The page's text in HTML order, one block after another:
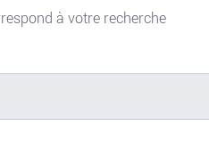
à votre recherche